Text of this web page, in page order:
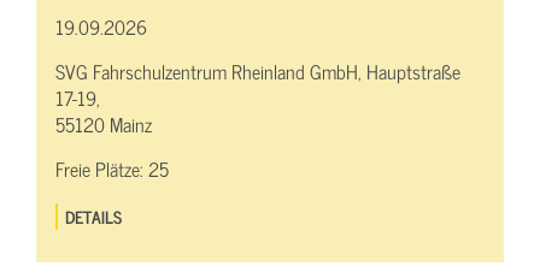
19.09.2026
SVG Fahrschulzentrum Rheinland GmbH, Hauptstraße
17-19,
55120 Mainz
Freie Plätze:25
DETAILS